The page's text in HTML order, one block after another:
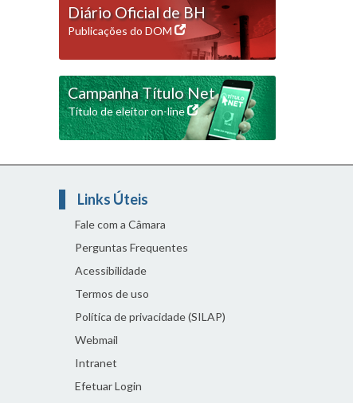
Diário Oficial de BH
Publicações do DOM
Campanha Título Net
Título de eleitor on-line
Links Úteis
Fale com a Câmara
Perguntas Frequentes
Acessibilidade
Termos de uso
Política de privacidade (SILAP)
Webmail
Intranet
Efetuar Login